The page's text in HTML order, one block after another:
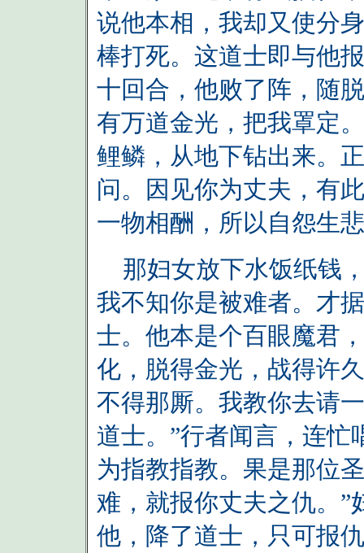
说他本相，我却又使分
棒打死。这道士即与他
十回合，他败了阵，随
有万道金光，把我罩定
鲤鳞，从地下钻出来。
问。因见你为丈夫，有
一物相酬，所以自怨生
那妇女放下水饭纸钱
我不知你是被难者。才
士。他本是个百眼魔君
化，脱得金光，战得许
不得那厮。我教你去请
道士。”行者闻言，连忙
为指教指教。果是那位
难，就报你丈夫之仇。”
他，降了道士，只可报